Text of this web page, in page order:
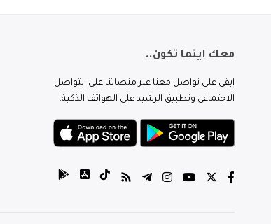
معك اينما تكون..
ابقى على تواصل معنا عبر منصاتنا على التواصل
الاجتماعي وتطبيق الرشيد على الهواتف الذكية.